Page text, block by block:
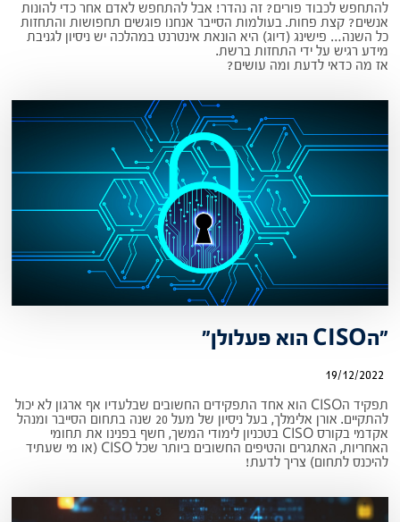
להתחפש לכבוד פורים? זה נהדר! אבל להתחפש לאדם אחר כדי להונות
אנשים? קצת פחות. בעולמות הסייבר אנחנו פוגשים תחפושות והתחזות
כל השנה… פישינג (דיוג) היא הונאת אינטרנט במהלכה יש ניסיון לגניבת
מידע רגיש על ידי התחזות ברשת.
אז מה כדאי לדעת ומה עושים?
"הCISO הוא פעלולן"
19/12/2022
תפקיד הCISO הוא אחד התפקידים החשובים שבלעדיו אף ארגון לא יכול
להתקיים. אורן אלימלך, בעל ניסיון של מעל 20 שנה בתחום הסייבר ומנהל
אקדמי בקורס CISO בטכניון לימודי המשך, חשף בפנינו את תחומי
האחריות, האתגרים והטיפים החשובים ביותר שכל CISO (או מי שעתיד
להיכנס לתחום) צריך לדעת!